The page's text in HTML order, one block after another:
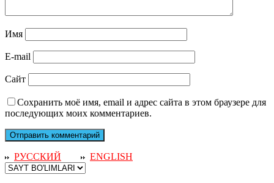
Имя
E-mail
Сайт
Сохранить моё имя, email и адрес сайта в этом браузере для
последующих моих комментариев.
РУССКИЙ ENGLISH